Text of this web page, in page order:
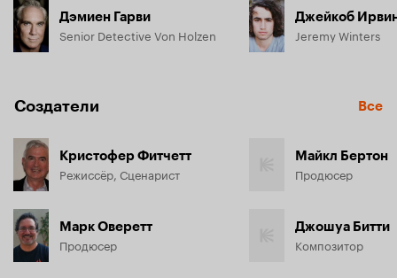
Дэмиен Гарви
Senior Detective Von Holzen
Джейкоб
Jeremy Winters
Создатели Все
Кристофер Фитчетт
Режиссёр, Сценарист
Марк Оверетт
Продюсер
Майкл Бертон
Продюсер
Джошуа Битти
Композитор